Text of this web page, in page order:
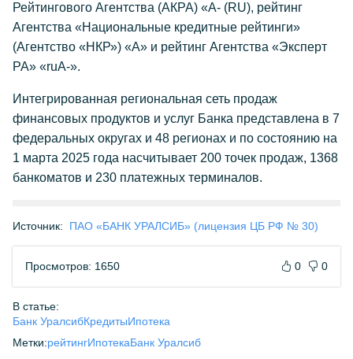
Рейтингового Агентства (АКРА) «А- (RU), рейтинг
Агентства «Национальные кредитные рейтинги»
(Агентство «НКР») «А» и рейтинг Агентства «Эксперт
РА» «ruА-».
Интегрированная региональная сеть продаж
финансовых продуктов и услуг Банка представлена в 7
федеральных округах и 48 регионах и по состоянию на
1 марта 2025 года насчитывает 200 точек продаж, 1368
банкоматов и 230 платежных терминалов.
Источник: ПАО «БАНК УРАЛСИБ» (лицензия ЦБ РФ № 30)
Просмотров: 1650 0 0
В статье:
Банк УралсибКредитыИпотека
Метки:рейтингИпотекаБанк Уралсиб